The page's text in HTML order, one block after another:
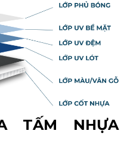
TẤM NHỰA